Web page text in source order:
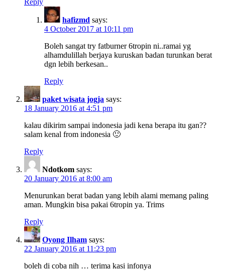
Reply
hafizmd says:
4 October 2017 at 10:11 pm
Boleh sangat try fatburner 6tropin ni..ramai yg
alhamdulillah berjaya kuruskan badan turunkan berat
dgn lebih berkesan..
Reply
paket wisata jogja says:
18 January 2016 at 4:51 pm
kalau dikirim sampai indonesia jadi kena berapa itu gan??
salam kenal from indonesia 🙂
Reply
Ndotkom says:
20 January 2016 at 8:00 am
Menurunkan berat badan yang lebih alami memang paling
aman. Mungkin bisa pakai 6tropin ya. Trims
Reply
Oyong Ilham says:
22 January 2016 at 11:23 pm
boleh di coba nih … terima kasi infonya